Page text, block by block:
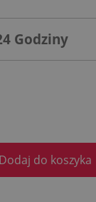
Godziny
Dodaj do koszyka